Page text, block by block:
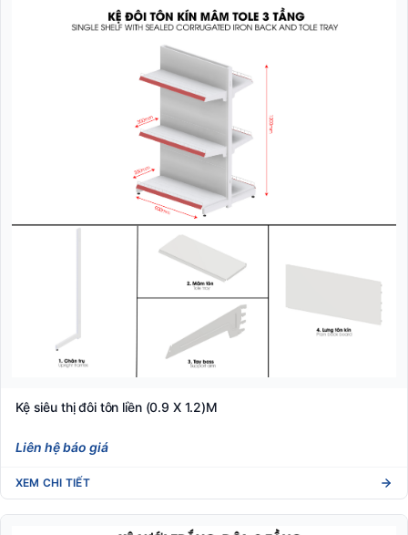
Kệ siêu thị đôi tôn liền (0.9 X 1.2)M
Liên hệ báo giá
XEM CHI TIẾT